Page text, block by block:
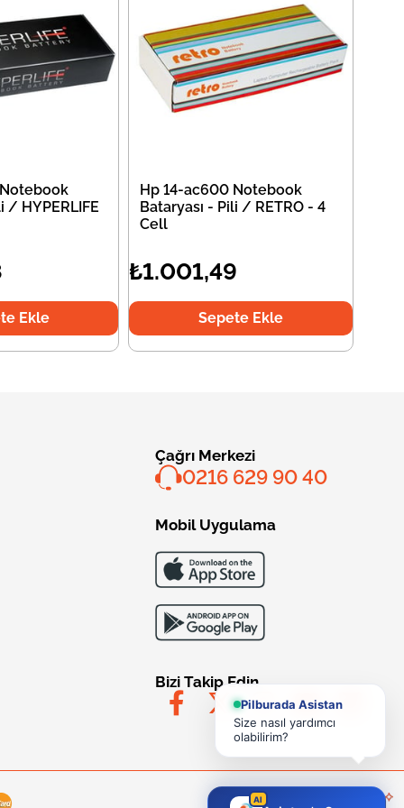
/ HYPERLIFE
Ekle
Hp 14-ac600 Notebook
Bataryası - Pili / RETRO - 4
Cell
₺1.001,49
Sepete Ekle
Çağrı Merkezi
0216 629 90 40
Mobil Uygulama
Bizi Takip Edin
Pilburada Asistan
Size nasıl yardımcı
olabilirim?
AI